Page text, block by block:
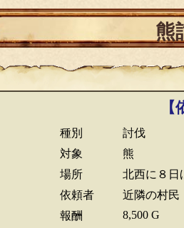
熊
種別
討伐
対象
熊
場所
北西に８日
依頼者
近隣の村民
報酬
8,500 G